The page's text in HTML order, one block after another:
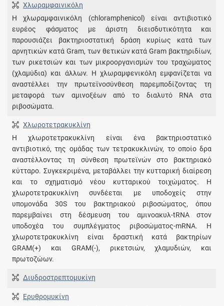
Χλωραμφαινικόλη
Η χλωραμφαινικόλη (chloramphenicol) είναι αντιβιοτικό
ευρέος φάσματος με άριστη διεισδυτικότητα και
παρουσιάζει βακτηριοστατική δράση κυρίως κατά των
αρνητικών κατά Gram, των θετικών κατά Gram βακτηριδίων,
των ρικετσιών και των μικροοργανισμών του τραχώματος
(χλαμύδια) και άλλων. Η χλωραμφενικόλη εμφανίζεται να
αναστέλλει την πρωτεϊνοσύνθεση παρεμποδίζοντας τη
μεταφορά των αμινοξέων από το διαλυτό RNA στα
ριβοσώματα.
Χλωροτετρακυκλίνη
Η χλωροτετρακυκλίνη είναι ένα βακτηριοστατικό
αντιβιοτικό, της ομάδας των τετρακυκλινών, το οποίο δρα
αναστέλλοντας τη σύνθεση πρωτεϊνών στο βακτηριακό
κύτταρο. Συγκεκριμένα, μεταβάλλει την κυτταρική διαίρεση
και το σχηματισμό νέου κυτταρικού τοιχώματος. Η
χλωροτετρακυκλίνη συνδέεται με υποδοχείς στην
υπομονάδα 30S του βακτηριακού ριβοσώματος, όπου
παρεμβαίνει στη δέσμευση του αμινοακυλ-tRNA στον
υποδοχέα του συμπλέγματος ριβοσώματος-mRNA. Η
χλωροτετρακυκλίνη είναι δραστική κατά βακτηρίων
GRAM(+) και GRAM(-), ρικετσιών, χλαμυδιών, και
πρωτοζώων.
Διυδροστρεπτομυκίνη
Ερυθρομυκίνη